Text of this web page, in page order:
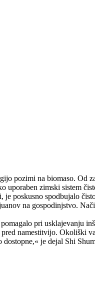
pozimi na biomaso. Od
zimski sistem
poskusno spodbujalo
na gospodinjstvo.
pri usklajevanju
namestitvijo. Okoliški
je dejal Shi